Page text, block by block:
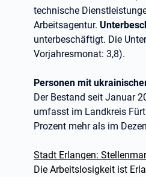
technische
Arbeitsagentur.
unterbeschäftigt. Die
Vorjahresmonat: 3,8).
Personen mit
Der Bestand seit Januar
umfasst im Landkreis
Prozent mehr als im
Stadt Erlangen:
Die Arbeitslosigkeit ist